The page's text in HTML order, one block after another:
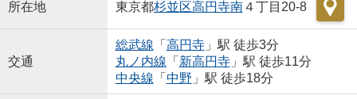
所在地 東京都杉並区高円寺南４丁目20-8
交通
総武線 「 高円寺」駅 徒歩3分
丸ノ内線 「 新高円寺」駅 徒歩11分
中央線 「 中野 」駅 徒歩18分